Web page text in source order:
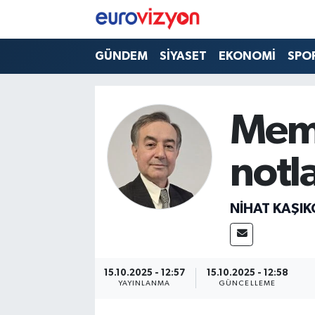
GÜNDEM SİYASET EKONOMİ
NİHAT
15.10.2025 - 12:57
YAYINLANMA
15.10.2025 - 12:58
GÜNCELLEME